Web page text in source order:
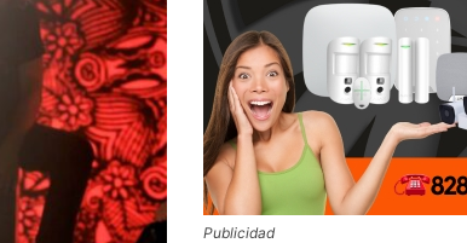
Publicidad